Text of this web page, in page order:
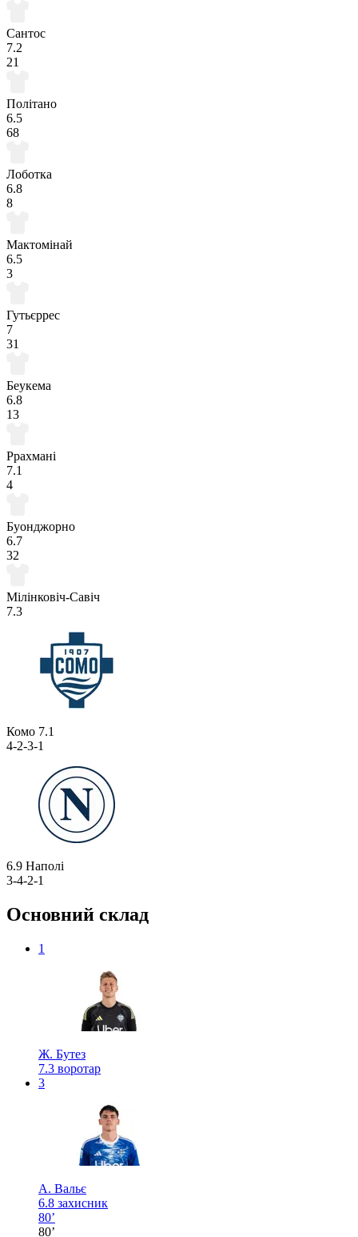
Сантос
7.2
21
Політано
6.5
68
Лоботка
6.8
8
Мактомінай
6.5
3
Гутьєррес
7
31
Беукема
6.8
13
Ррахмані
7.1
4
Буонджорно
6.7
32
Мілінковіч-Савіч
7.3
Комо 7.1
4-2-3-1
6.9 Наполі
3-4-2-1
Основний склад
1
Ж. Бутез
7.3 воротар
3
А. Вальє
6.8 захисник
80’
80’